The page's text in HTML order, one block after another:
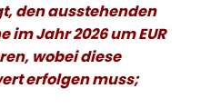
den ausstehenden
Jahr 2026 um EUR
wobei diese
erfolgen muss;